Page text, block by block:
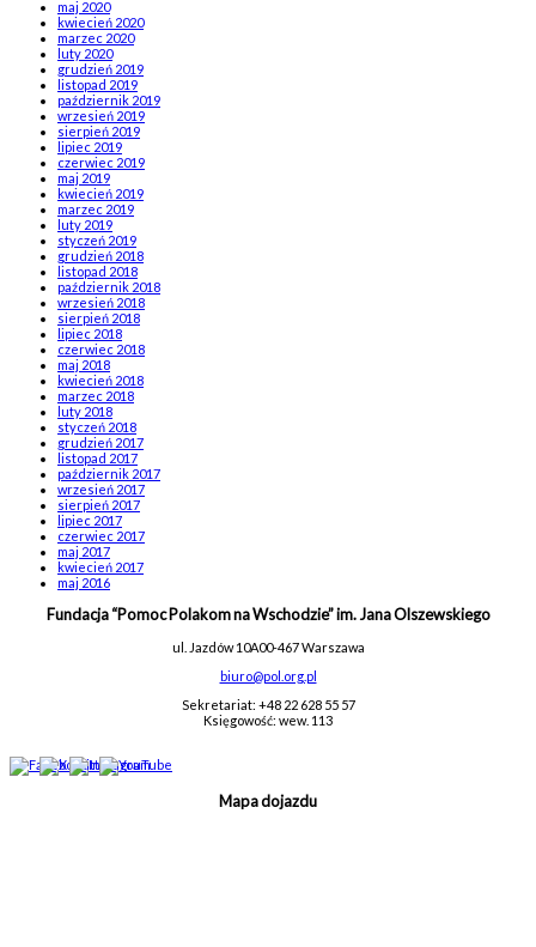
maj 2020
kwiecień 2020
marzec 2020
luty 2020
grudzień 2019
listopad 2019
październik 2019
wrzesień 2019
sierpień 2019
lipiec 2019
czerwiec 2019
maj 2019
kwiecień 2019
marzec 2019
luty 2019
styczeń 2019
grudzień 2018
listopad 2018
październik 2018
wrzesień 2018
sierpień 2018
lipiec 2018
czerwiec 2018
maj 2018
kwiecień 2018
marzec 2018
luty 2018
styczeń 2018
grudzień 2017
listopad 2017
październik 2017
wrzesień 2017
sierpień 2017
lipiec 2017
czerwiec 2017
maj 2017
kwiecień 2017
maj 2016
Fundacja “Pomoc Polakom na Wschodzie” im. Jana Olszewskiego
ul. Jazdów 10A00-467 Warszawa
biuro@pol.org.pl
Sekretariat: +48 22 628 55 57
Księgowość: wew. 113
Mapa dojazdu